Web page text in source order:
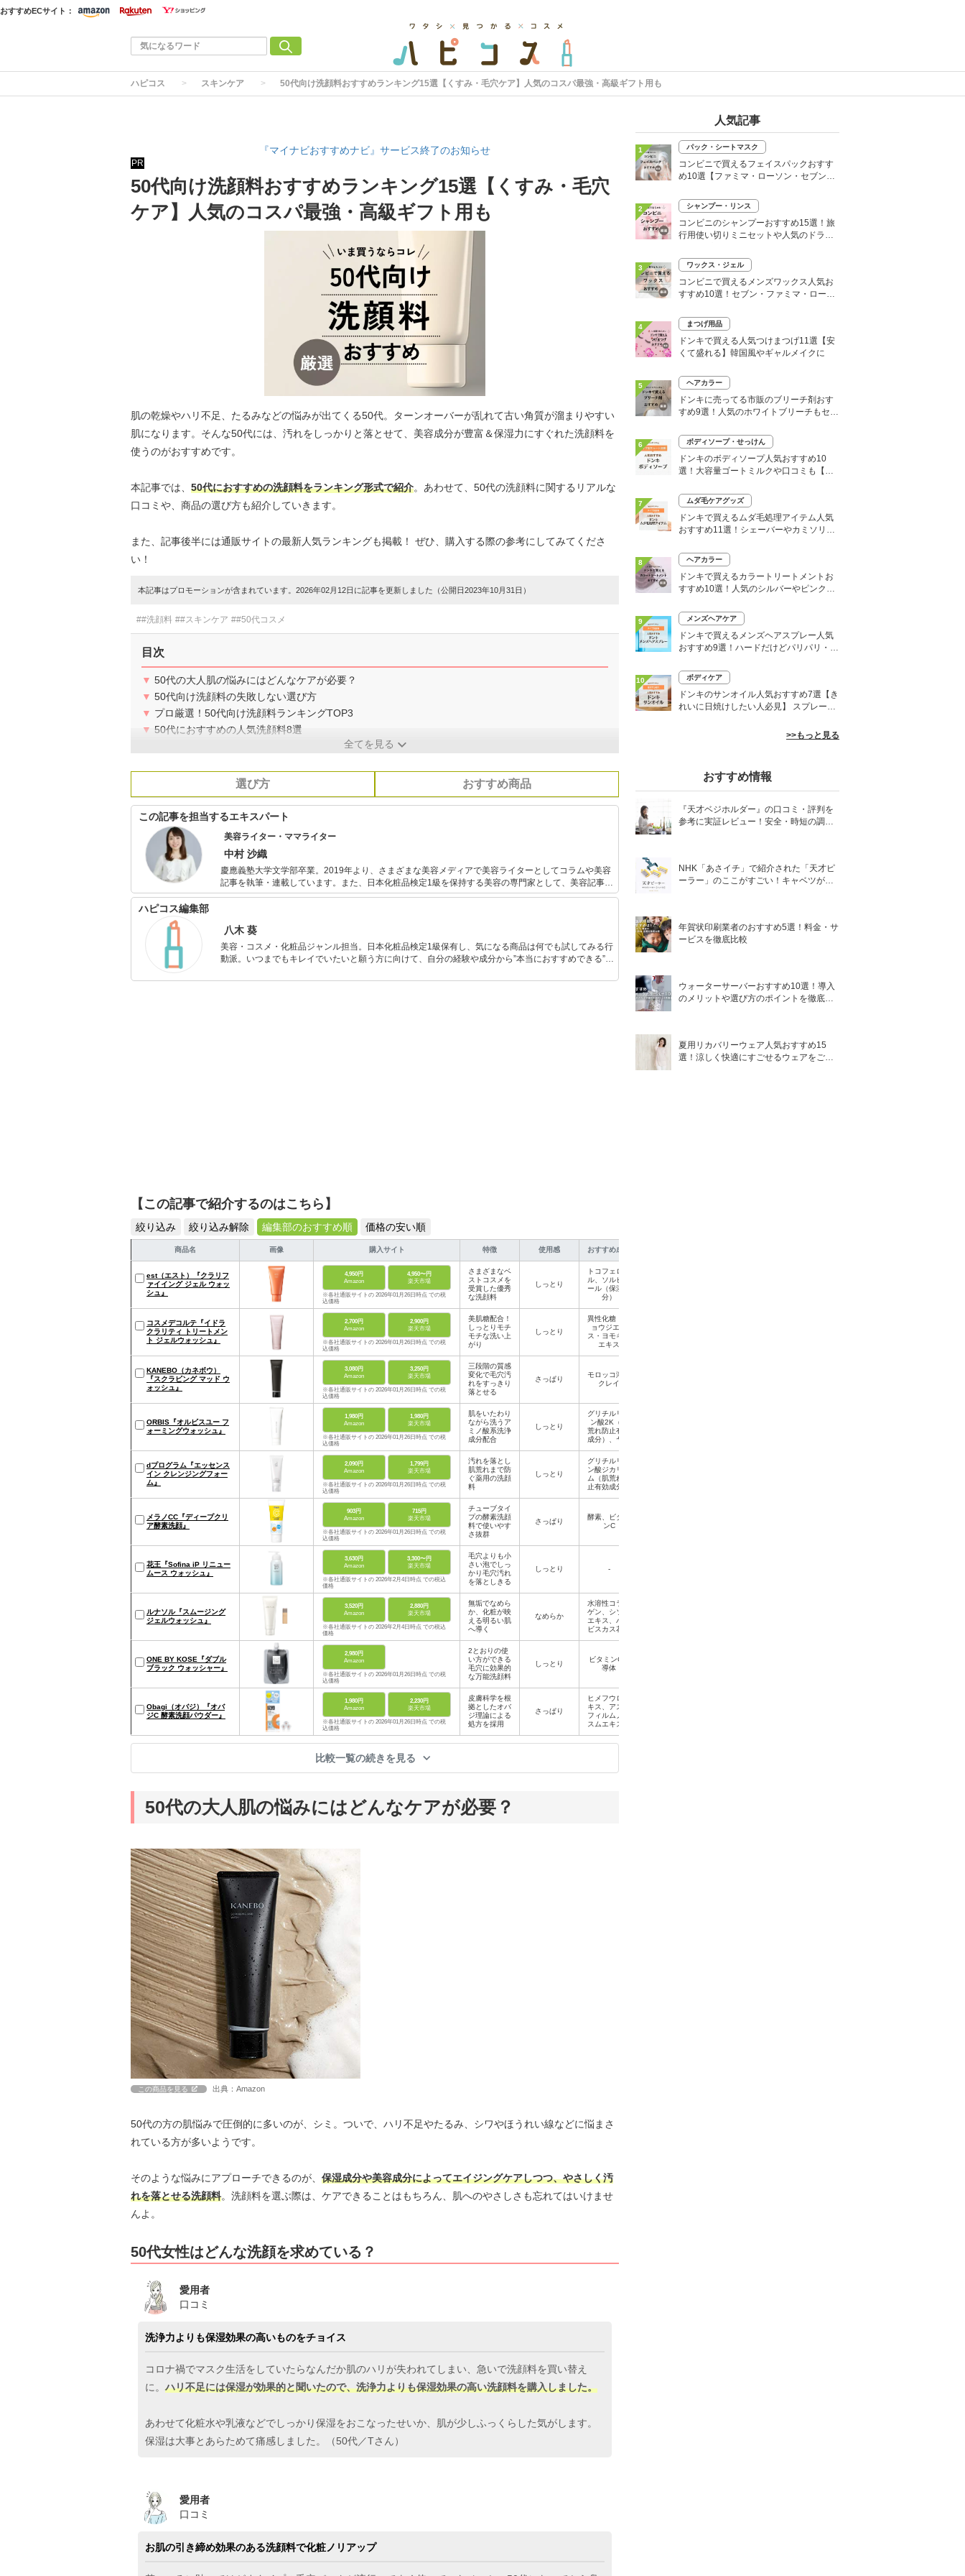
おすすめECサイト：
ハピコス スキンケア 50代向け洗顔料おすすめランキング15選【くすみ・毛穴ケア】人気のコスパ最強・高級ギフト用も
『マイナビおすすめナビ』サービス終了のお知らせ
PR
50代向け洗顔料おすすめランキング15選【くすみ・毛穴
ケア】人気のコスパ最強・高級ギフト用も
肌の乾燥やハリ不足、たるみなどの悩みが出てくる50代。ターンオーバーが乱れて古い角質が溜まりやすい
肌になります。そんな50代には、汚れをしっかりと落とせて、美容成分が豊富＆保湿力にすぐれた洗顔料を
使うのがおすすめです。
本記事では、 50代におすすめの洗顔料をランキング形式で紹介。あわせて、50代の洗顔料に関するリアルな
口コミや、商品の選び方も紹介していきます。
また、記事後半には通販サイトの最新人気ランキングも掲載！ ぜひ、購入する際の参考にしてみてくださ
い！
本記事はプロモーションが含まれています。2026年02月12日に記事を更新しました（公開日2023年10月31日）
##洗顔料 ##スキンケア ##50代コスメ
目次
▼ 50代の大人肌の悩みにはどんなケアが必要？
▼ 50代向け洗顔料の失敗しない選び方
▼ プロ厳選！50代向け洗顔料ランキングTOP3
▼ 50代におすすめの人気洗顔料8選
全てを見る
選び方 おすすめ商品
この記事を担当するエキスパート
美容ライター・ママライター
中村 沙織
慶應義塾大学文学部卒業。2019年より、さまざまな美容メディアで美容ライターとしてコラムや美容
記事を執筆・連載しています。また、日本化粧品検定1級を保持する美容の専門家として、美容記事の
監修にも携わっています。さらに、自身で美容サイトを運営し、自身の経験をもとにした「丁寧で優
ハピコス編集部
八木 葵
美容・コスメ・化粧品ジャンル担当。日本化粧品検定1級保有し、気になる商品は何でも試してみる行
動派。いつまでもキレイでいたいと願う方に向けて、自分の経験や成分から”本当におすすめできる”も
【この記事で紹介するのはこちら】
絞り込み 絞り込み解除 編集部のおすすめ順 価格の安い順
商品名 画像 購入サイト 特徴 使用感 おすすめ成分
est（エスト）『クラリフ
ァイイング ジェル ウォッ
シュ』
4,950円
Amazon
4,950〜円
楽天市場
※各社通販サイトの 2026年01月26日時点 での税
込価格
さまざまなベ
ストコスメを
受賞した優秀
な洗顔料
しっとり
トコフェロー
ル、ソルビト
ール（保湿成
分）
コスメデコルテ『イドラ
クラリティ トリートメン
ト ジェルウォッシュ』
2,700円
Amazon
2,900円
楽天市場
※各社通販サイトの 2026年01月26日時点 での税
込価格
美肌糖配合！
しっとりモチ
モチな洗い上
がり
しっとり
異性化糖・チ
ョウジエキ
ス・ヨモギ葉
エキス
KANEBO（カネボウ）
『スクラビング マッド ウ
ォッシュ』
3,080円
Amazon
3,250円
楽天市場
※各社通販サイトの 2026年01月26日時点 での税
込価格
三段階の質感
変化で毛穴汚
れをすっきり
落とせる
さっぱり
モロッコ溶岩
クレイ
ORBIS『オルビスユー フ
ォーミングウォッシュ』
1,980円
Amazon
1,980円
楽天市場
※各社通販サイトの 2026年01月26日時点 での税
込価格
肌をいたわり
ながら洗うア
ミノ酸系洗浄
成分配合
しっとり
グリチルリチ
ン酸2K（肌
荒れ防止有効
成分）、ヤシ
ルグリシンK
液（アミノ酸
系洗浄成分）
dプログラム『エッセンス
イン クレンジングフォー
ム』
2,090円
Amazon
1,799円
楽天市場
※各社通販サイトの 2026年01月26日時点 での税
込価格
汚れを落とし
肌荒れまで防
ぐ薬用の洗顔
料
しっとり
グリチルリチ
ン酸ジカリウ
ム（肌荒れ防
止有効成分）
メラノCC『ディープクリ
ア酵素洗顔』
903円
Amazon
715円
楽天市場
※各社通販サイトの 2026年01月26日時点 での税
込価格
チューブタイ
プの酵素洗顔
料で使いやす
さ抜群
さっぱり
酵素、ビタミ
ンC
花王『Sofina iP リニュー
ムース ウォッシュ』
3,630円
Amazon
3,300〜円
楽天市場
※各社通販サイトの 2026年2月4日時点 での税込
価格
毛穴よりも小
さい泡でしっ
かり毛穴汚れ
を落としきる
しっとり -
ルナソル『スムージング
ジェルウォッシュ』
3,520円
Amazon
2,880円
楽天市場
※各社通販サイトの 2026年2月4日時点 での税込
価格
無垢でなめら
か、化粧が映
える明るい肌
へ導く
なめらか
水溶性コラー
ゲン、シソ葉
エキス、ハイ
ビスカス花エ
ONE BY KOSE『ダブル
ブラック ウォッシャー』
2,980円
Amazon
※各社通販サイトの 2026年01月26日時点 での税
込価格
2とおりの使
い方ができる
毛穴に効果的
な万能洗顔料
しっとり
ビタミンC誘
導体
Obagi（オバジ）『オバ
ジC 酵素洗顔パウダー』
1,980円
Amazon
2,230円
楽天市場
※各社通販サイトの 2026年01月26日時点 での税
込価格
皮膚科学を根
拠としたオバ
ジ理論による
処方を採用
さっぱり
ヒメフウロエ
キス、アスコ
フィルムノド
スムエキス、
比較一覧の続きを見る
50代の大人肌の悩みにはどんなケアが必要？
この商品を見る 出典：Amazon
50代の方の肌悩みで圧倒的に多いのが、シミ。ついで、ハリ不足やたるみ、シワやほうれい線などに悩まさ
れている方が多いようです。
そのような悩みにアプローチできるのが、 保湿成分や美容成分によってエイジングケアしつつ、やさしく汚
れを落とせる洗顔料。洗顔料を選ぶ際は、ケアできることはもちろん、肌へのやさしさも忘れてはいけませ
んよ。
50代女性はどんな洗顔を求めている？
愛用者
口コミ
洗浄力よりも保湿効果の高いものをチョイス
コロナ禍でマスク生活をしていたらなんだか肌のハリが失われてしまい、急いで洗顔料を買い替え
に。 ハリ不足には保湿が効果的と聞いたので、洗浄力よりも保湿効果の高い洗顔料を購入しました。
あわせて化粧水や乳液などでしっかり保湿をおこなったせいか、肌が少しふっくらした気がします。
保湿は大事とあらためて痛感しました。（50代／Tさん）
愛用者
口コミ
お肌の引き締め効果のある洗顔料で化粧ノリアップ
人気記事
1 パック・シートマスク
コンビニで買えるフェイスパックおすす
め10選【ファミマ・ローソン・セブン】
2 シャンプー・リンス
コンビニのシャンプーおすすめ15選！旅
行用使い切りミニセットや人気のドライ
3 ワックス・ジェル
コンビニで買えるメンズワックス人気お
すすめ10選！セブン・ファミマ・ローソ
4 まつげ用品
ドンキで買える人気つけまつげ11選【安
くて盛れる】韓国風やギャルメイクに
5 ヘアカラー
ドンキに売ってる市販のブリーチ剤おす
すめ9選！人気のホワイトブリーチもセル
6 ボディソープ・せっけん
ドンキのボディソープ人気おすすめ10
選！大容量ゴートミルクや口コミも【い
7 ムダ毛ケアグッズ
ドンキで買えるムダ毛処理アイテム人気
おすすめ11選！シェーバーやカミソリな
8 ヘアカラー
ドンキで買えるカラートリートメントお
すすめ10選！人気のシルバーやピンク、
9 メンズヘアケア
ドンキで買えるメンズヘアスプレー人気
おすすめ9選！ハードだけどパリパリ・白
10 ボディケア
ドンキのサンオイル人気おすすめ7選【き
れいに日焼けしたい人必見】 スプレーや
>>もっと見る
おすすめ情報
『天才ベジホルダー』の口コミ・評判を
参考に実証レビュー！安全・時短の調理
NHK「あさイチ」で紹介された「天才ピ
ーラー」のここがすごい！キャベツがほ
年賀状印刷業者のおすすめ5選！料金・サ
ービスを徹底比較
ウォーターサーバーおすすめ10選！導入
のメリットや選び方のポイントを徹底解
夏用リカバリーウェア人気おすすめ15
選！涼しく快適にすごせるウェアをご紹